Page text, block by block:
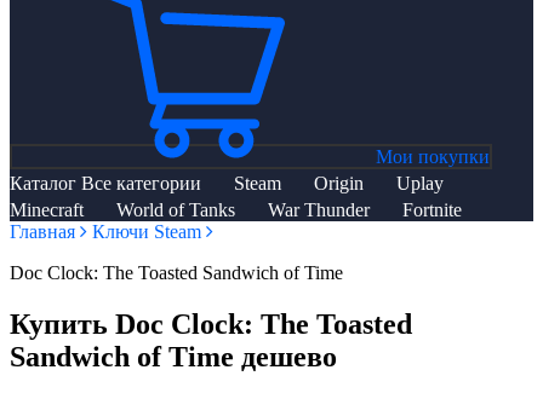
Мои покупки
Каталог Все категории Steam Origin
Uplay
Minecraft
World of Tanks War Thunder
Fortnite
Главная
Ключи Steam
Doc Clock: The Toasted Sandwich of Time
Купить Doc Clock: The Toasted
Sandwich of Time дешево